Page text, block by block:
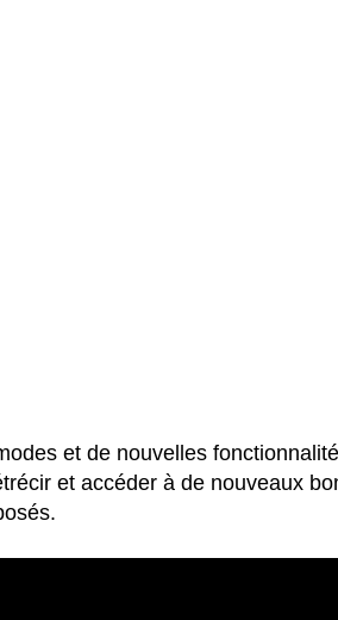
et de nouvelles
et accéder à de nouveaux